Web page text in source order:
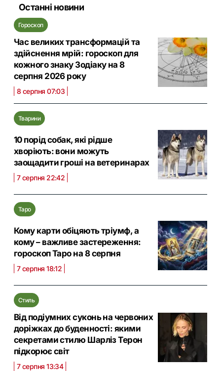
Останні новини
Гороскоп
Час великих трансформацій та
здійснення мрій: гороскоп для
кожного знаку Зодіаку на 8
серпня 2026 року
8 серпня 07:03
Тварини
10 порід собак, які рідше
хворіють: вони можуть
заощадити гроші на ветеринарах
7 серпня 22:42
Таро
Кому карти обіцяють тріумф, а
кому – важливе застереження:
гороскоп Таро на 8 серпня
7 серпня 18:12
Стиль
Від подіумних суконь на червоних
доріжках до буденності: якими
секретами стилю Шарліз Терон
підкорює світ
7 серпня 13:34